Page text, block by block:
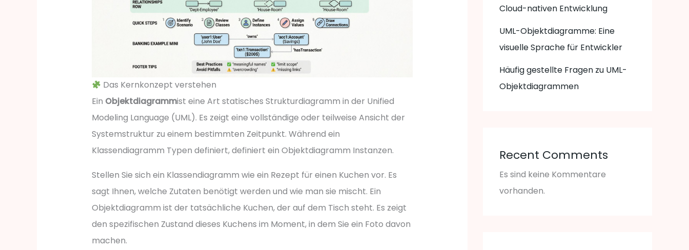
Das Kernkonzept verstehen
Ein Objektdiagrammist eine Art statisches Strukturdiagramm in der Unified
Modeling Language (UML). Es zeigt eine vollständige oder teilweise Ansicht der
Systemstruktur zu einem bestimmten Zeitpunkt. Während ein
Klassendiagramm Typen definiert, definiert ein Objektdiagramm Instanzen.
Stellen Sie sich ein Klassendiagramm wie ein Rezept für einen Kuchen vor. Es
sagt Ihnen, welche Zutaten benötigt werden und wie man sie mischt. Ein
Objektdiagramm ist der tatsächliche Kuchen, der auf dem Tisch steht. Es zeigt
den spezifischen Zustand dieses Kuchens im Moment, in dem Sie ein Foto davon
machen.
Cloud-nativen Entwicklung
UML-Objektdiagramme: Eine
visuelle Sprache für Entwickler
Häufig gestellte Fragen zu UML-
Objektdiagrammen
Recent Comments
Es sind keine Kommentare
vorhanden.